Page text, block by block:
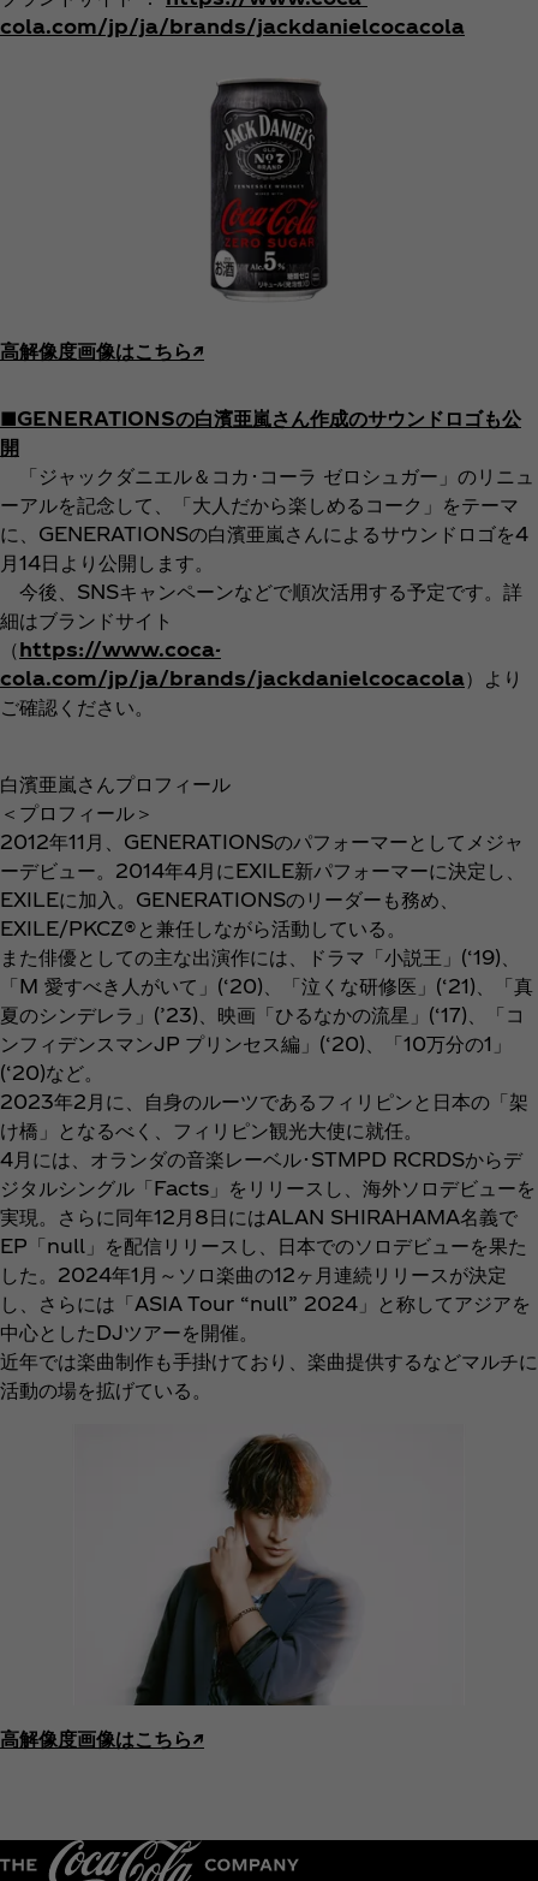
cola.com/jp/ja/brands/jackdanielcocacola
高解像度画像はこちら↗︎
■GENERATIONSの白濱亜嵐さん作成のサウンドロゴも公
開
「ジャックダニエル＆コカ･コーラ ゼロシュガー」のリニュ
ーアルを記念して、「大人だから楽しめるコーク」をテーマ
に、GENERATIONSの白濱亜嵐さんによるサウンドロゴを4
月14日より公開します。
今後、SNSキャンペーンなどで順次活用する予定です。詳
細はブランドサイト
（https://www.coca-
cola.com/jp/ja/brands/jackdanielcocacola）より
ご確認ください。
白濱亜嵐さんプロフィール
＜プロフィール＞
2012年11月、GENERATIONSのパフォーマーとしてメジャ
ーデビュー。2014年4月にEXILE新パフォーマーに決定し、
EXILEに加入。GENERATIONSのリーダーも務め、
EXILE/PKCZ®と兼任しながら活動している。
また俳優としての主な出演作には、ドラマ「小説王」(‘19)、
「M 愛すべき人がいて」(‘20)、「泣くな研修医」(‘21)、「真
夏のシンデレラ」(’23)、映画「ひるなかの流星」(‘17)、「コ
ンフィデンスマンJP プリンセス編」(‘20)、「10万分の1」
(‘20)など。
2023年2月に、自身のルーツであるフィリピンと日本の「架
け橋」となるべく、フィリピン観光大使に就任。
4月には、オランダの音楽レーベル･STMPD RCRDSからデ
ジタルシングル「Facts」をリリースし、海外ソロデビューを
実現。さらに同年12月8日にはALAN SHIRAHAMA名義で
EP「null」を配信リリースし、日本でのソロデビューを果た
した。2024年1月～ソロ楽曲の12ヶ月連続リリースが決定
し、さらには「ASIA Tour “null” 2024」と称してアジアを
中心としたDJツアーを開催。
近年では楽曲制作も手掛けており、楽曲提供するなどマルチに
活動の場を拡げている。
高解像度画像はこちら↗︎